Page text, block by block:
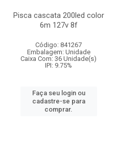
Pisca cascata 200led color
6m 127v 8f
Código: 841267
Embalagem: Unidade
Caixa Com: 36 Unidade(s)
IPI: 9.75%
Faça seu login ou
cadastre-se para
comprar.